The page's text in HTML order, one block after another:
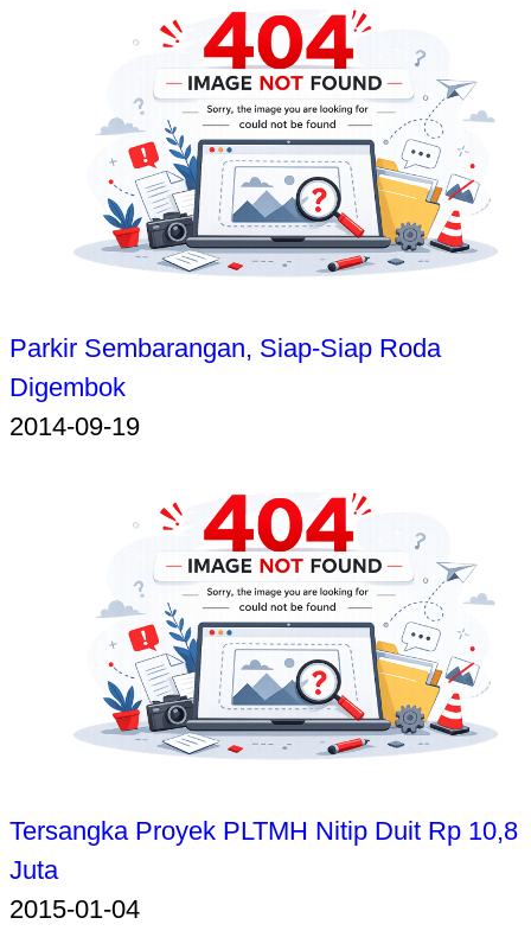
Parkir Sembarangan, Siap-Siap Roda
Digembok
2014-09-19
Tersangka Proyek PLTMH Nitip Duit Rp 10,8
Juta
2015-01-04